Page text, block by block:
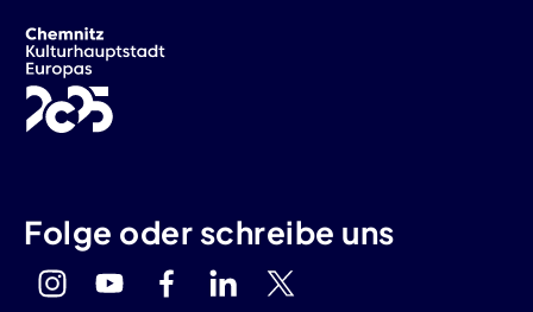
Folge oder schreibe uns